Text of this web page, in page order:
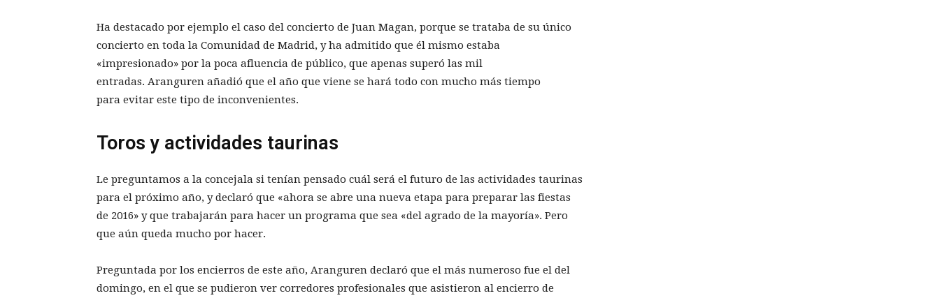
Ha destacado por ejemplo el caso del concierto de Juan Magan, porque se trataba de su único
concierto en toda la Comunidad de Madrid, y ha admitido que él mismo estaba
«impresionado» por la poca afluencia de público, que apenas superó las mil
entradas. Aranguren añadió que el año que viene se hará todo con mucho más tiempo
para evitar este tipo de inconvenientes.
Toros y actividades taurinas
Le preguntamos a la concejala si tenían pensado cuál será el futuro de las actividades taurinas
para el próximo año, y declaró que «ahora se abre una nueva etapa para preparar las fiestas
de 2016» y que trabajarán para hacer un programa que sea «del agrado de la mayoría». Pero
que aún queda mucho por hacer.
Preguntada por los encierros de este año, Aranguren declaró que el más numeroso fue el del
domingo, en el que se pudieron ver corredores profesionales que asistieron al encierro de